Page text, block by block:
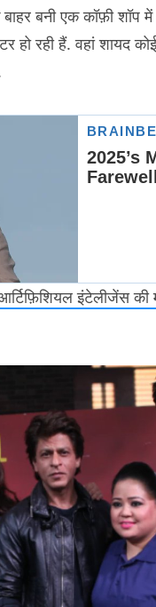
बनी एक कॉफ़ी शॉप
हो रही हैं. वहां शायद
इंटेलीजेंस